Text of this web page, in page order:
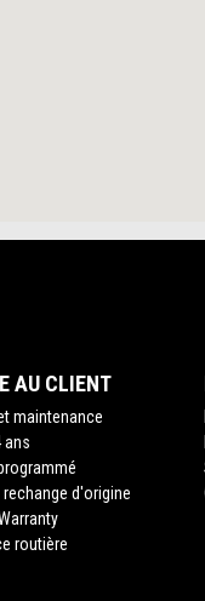
AU CLIENT
maintenance
ans
rechange d'origine
routière